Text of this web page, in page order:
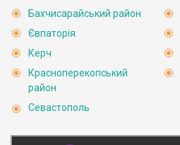
Бахчисарайський район
Євпаторія
Керч
Красноперекопський
район
Севастополь